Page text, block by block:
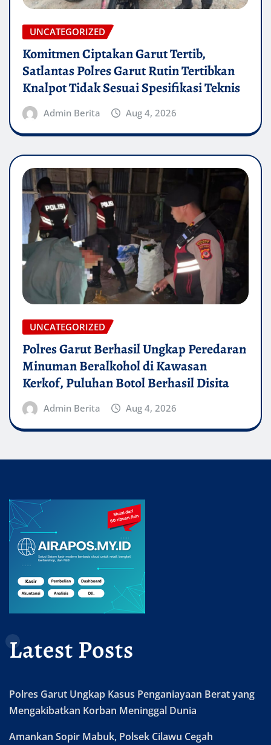
UNCATEGORIZED
Komitmen Ciptakan Garut Tertib,
Satlantas Polres Garut Rutin Tertibkan
Knalpot Tidak Sesuai Spesifikasi Teknis
Admin Berita Aug 4, 2026
UNCATEGORIZED
Polres Garut Berhasil Ungkap Peredaran
Minuman Beralkohol di Kawasan
Kerkof, Puluhan Botol Berhasil Disita
Admin Berita Aug 4, 2026
Latest Posts
Polres Garut Ungkap Kasus Penganiayaan Berat yang
Mengakibatkan Korban Meninggal Dunia
Amankan Sopir Mabuk, Polsek Cilawu Cegah